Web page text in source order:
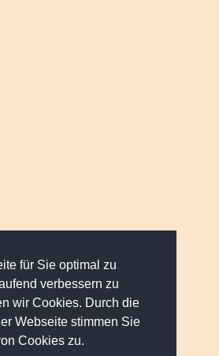
für Sie optimal zu
verbessern zu
wir Cookies. Durch die
Webseite stimmen Sie
Cookies zu.